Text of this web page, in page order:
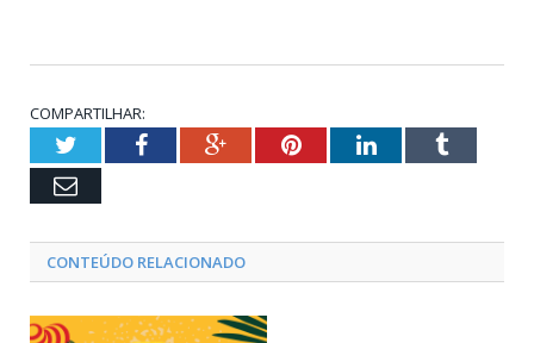
COMPARTILHAR:
TwitterFacebookGoogle+PinterestLinkedInTumblr
Email
CONTEÚDO RELACIONADO